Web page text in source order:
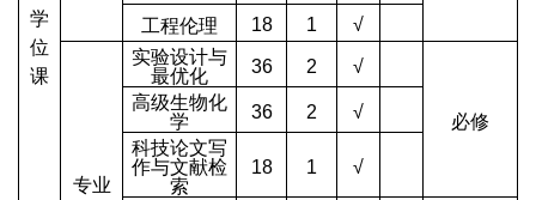
学
位
课
工程伦理 18 1 √
专业
实验设计与
最优化
36 2 √
必修
高级生物化
学
36 2
√
科技论文写
作与文献检
索
18 1 √